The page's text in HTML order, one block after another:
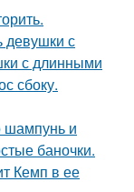
девушки с
с длинными
сбоку.
шампунь и
баночки.
Кемп в ее